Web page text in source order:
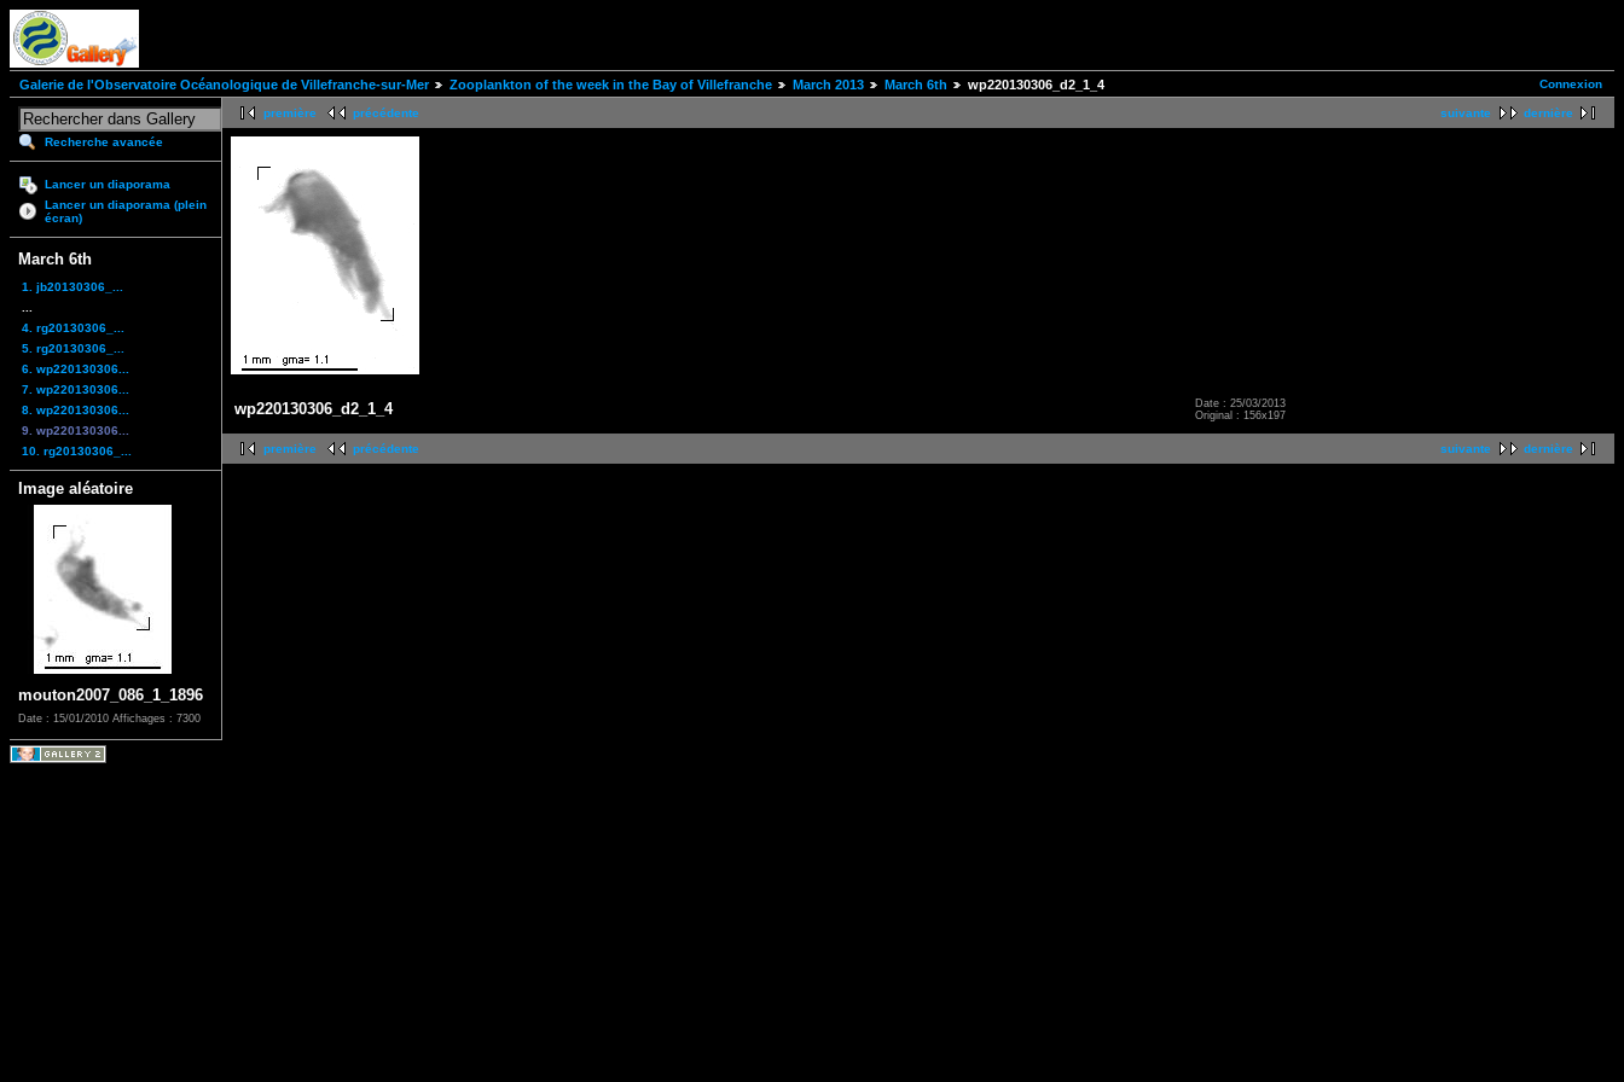
Connexion
Galerie de l'Observatoire Océanologique de Villefranche-sur-Mer Zooplankton of the week in the Bay of Villefranche March 2013 March 6th wp220130306_d2_1_4
Recherche avancée
Lancer un diaporama
Lancer un diaporama (plein
écran)
March 6th
1. jb20130306_...
4. rg20130306_...
5. rg20130306_...
6. wp220130306...
7. wp220130306...
8. wp220130306...
9. wp220130306...
10. rg20130306_...
Image aléatoire
mouton2007_086_1_1896
Date : 15/01/2010 Affichages : 7300
suivante dernière
première précédente
wp220130306_d2_1_4
Date : 25/03/2013
Original : 156x197
suivante dernière
première précédente